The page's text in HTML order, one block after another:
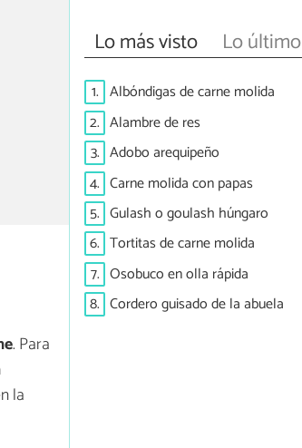
. Para
la
Lo más visto Lo último
1. Albóndigas de carne molida
2. Alambre de res
3. Adobo arequipeño
4. Carne molida con papas
5. Gulash o goulash húngaro
6. Tortitas de carne molida
7. Osobuco en olla rápida
8. Cordero guisado de la abuela